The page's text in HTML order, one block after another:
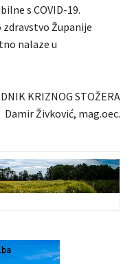
s COVID-19.
Županije
nalaze u
KRIZNOG STOŽERA
Damir Živković, mag.oec.